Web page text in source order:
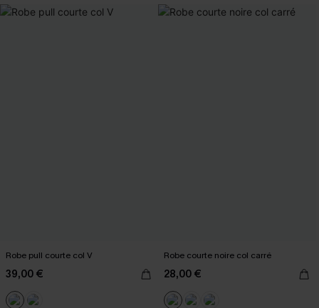
Robe pull courte col V
39,00 €
Robe courte noire col carré
28,00 €